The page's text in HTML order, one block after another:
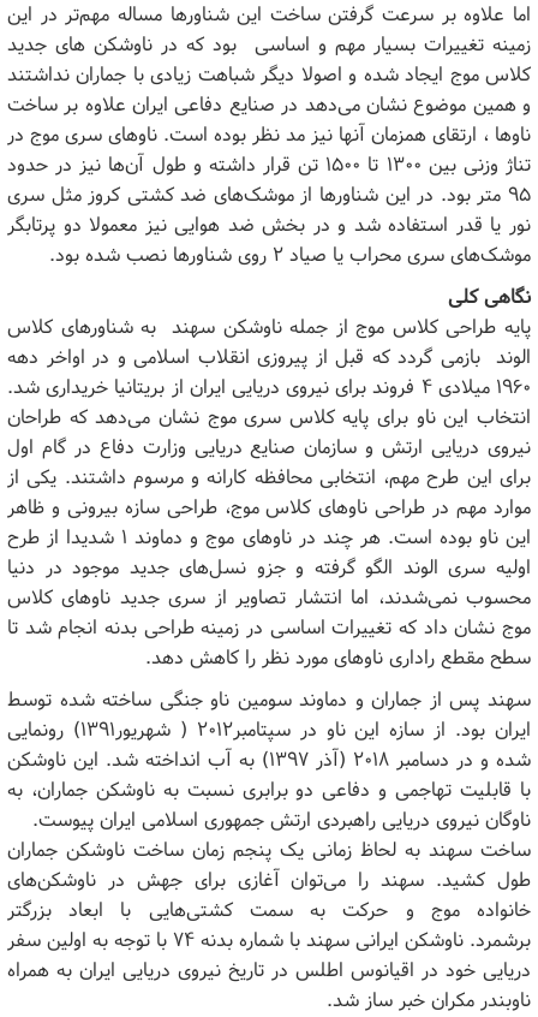
اما علاوه بر سرعت گرفتن ساخت این شناورها مساله مهم‌تر در این
زمینه تغییرات بسیار مهم و اساسی بود که در ناوشکن های جدید
کلاس موج ایجاد شده و اصولا دیگر شباهت زیادی با جماران نداشتند
و همین موضوع نشان می‌دهد در صنایع دفاعی ایران علاوه بر ساخت
ناوها ، ارتقای همزمان آنها نیز مد نظر بوده است. ناو‌های سری موج در
تناژ وزنی بین ۱۳۰۰ تا ۱۵۰۰ تن قرار داشته و طول آن‌ها نیز در حدود
۹۵ متر بود. در این شناور‌ها از موشک‌های ضد کشتی کروز مثل سری
نور یا قدر استفاده شد و در بخش ضد هوایی نیز معمولا دو پرتابگر
موشک‌های سری محراب یا صیاد ۲ روی شناور‌ها نصب شده بود.
نگاهی کلی
پایه طراحی کلاس موج از جمله ناوشکن سهند به شناور‌های کلاس
الوند بازمی گردد که قبل از پیروزی انقلاب اسلامی و در اواخر دهه
۱۹۶۰ میلادی ۴ فروند برای نیروی دریایی ایران از بریتانیا خریداری شد.
انتخاب این ناو برای پایه کلاس سری موج نشان می‌دهد که طراحان
نیروی دریایی ارتش و سازمان صنایع دریایی وزارت دفاع در گام اول
برای این طرح مهم، انتخابی محافظه کارانه و مرسوم داشتند. یکی از
موارد مهم در طراحی ناو‌های کلاس موج، طراحی سازه بیرونی و ظاهر
این ناو بوده است. هر چند در ناو‌های موج و دماوند ۱ شدیدا از طرح
اولیه سری الوند الگو گرفته و جزو نسل‌های جدید موجود در دنیا
محسوب نمی‌شدند، اما انتشار تصاویر از سری جدید ناو‌های کلاس
موج نشان داد که تغییرات اساسی در زمینه طراحی بدنه انجام شد تا
سطح مقطع راداری ناو‌های مورد نظر را کاهش دهد.
سهند پس از جماران و دماوند سومین ناو جنگی ساخته شده توسط
ایران بود. از سازه این ناو در سپتامبر۲۰۱۲ ( شهریور۱۳۹۱) رونمایی
شده و در دسامبر ۲۰۱۸ (آذر ۱۳۹۷) به آب انداخته شد. این ناوشکن
با قابلیت تهاجمی و دفاعی دو برابری نسبت به ناوشکن جماران، به
ناوگان نیروی دریایی راهبردی ارتش جمهوری اسلامی ایران پیوست.
ساخت سهند به لحاظ زمانی یک پنجم زمان ساخت ناوشکن جماران
طول کشید. سهند را می‌توان آغازی برای جهش در ناوشکن‌های
خانواده موج و حرکت به سمت کشتی‌هایی با ابعاد بزرگتر
برشمرد. ناوشکن ایرانی سهند با شماره بدنه ۷۴ با توجه به اولین سفر
دریایی خود در اقیانوس اطلس در تاریخ نیروی دریایی ایران به همراه
ناوبندر مکران خبر ساز شد.